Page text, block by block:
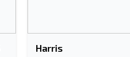
Harris